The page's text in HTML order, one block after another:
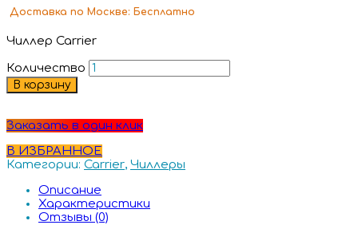
Доставка по Москве: Бесплатно
Чиллер Carrier
Количество
В корзину
Заказать в один клик
В ИЗБРАННОЕ
Категории: Carrier, Чиллеры
Описание
Характеристики
Отзывы (0)